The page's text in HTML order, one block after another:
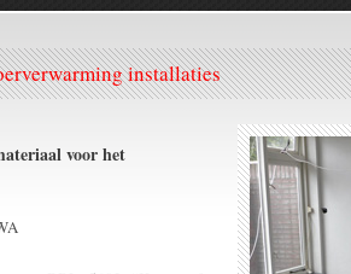
installaties
voor het